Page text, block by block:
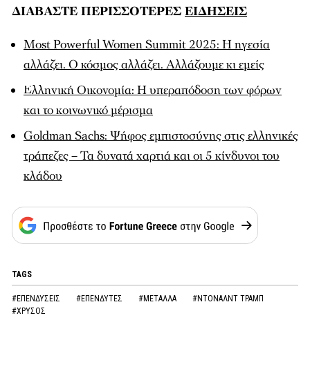
ΔΙΑΒΑΣΤΕ ΠΕΡΙΣΣΟΤΕΡΕΣ ΕΙΔΗΣΕΙΣ
Most Powerful Women Summit 2025: Η ηγεσία
αλλάζει. Ο κόσμος αλλάζει. Αλλάζουμε κι εμείς
Ελληνική Οικονομία: Η υπεραπόδοση των φόρων
και το κοινωνικό μέρισμα
Goldman Sachs: Ψήφος εμπιστοσύνης στις ελληνικές
τράπεζες – Τα δυνατά χαρτιά και οι 5 κίνδυνοι του
κλάδου
TAGS
#ΕΠΕΝΔΥΣΕΙΣ #ΕΠΕΝΔΥΤΕΣ #ΜΕΤΑΛΛΑ
#ΝΤΟΝΑΛΝΤ ΤΡΑΜΠ
#ΧΡΥΣΟΣ